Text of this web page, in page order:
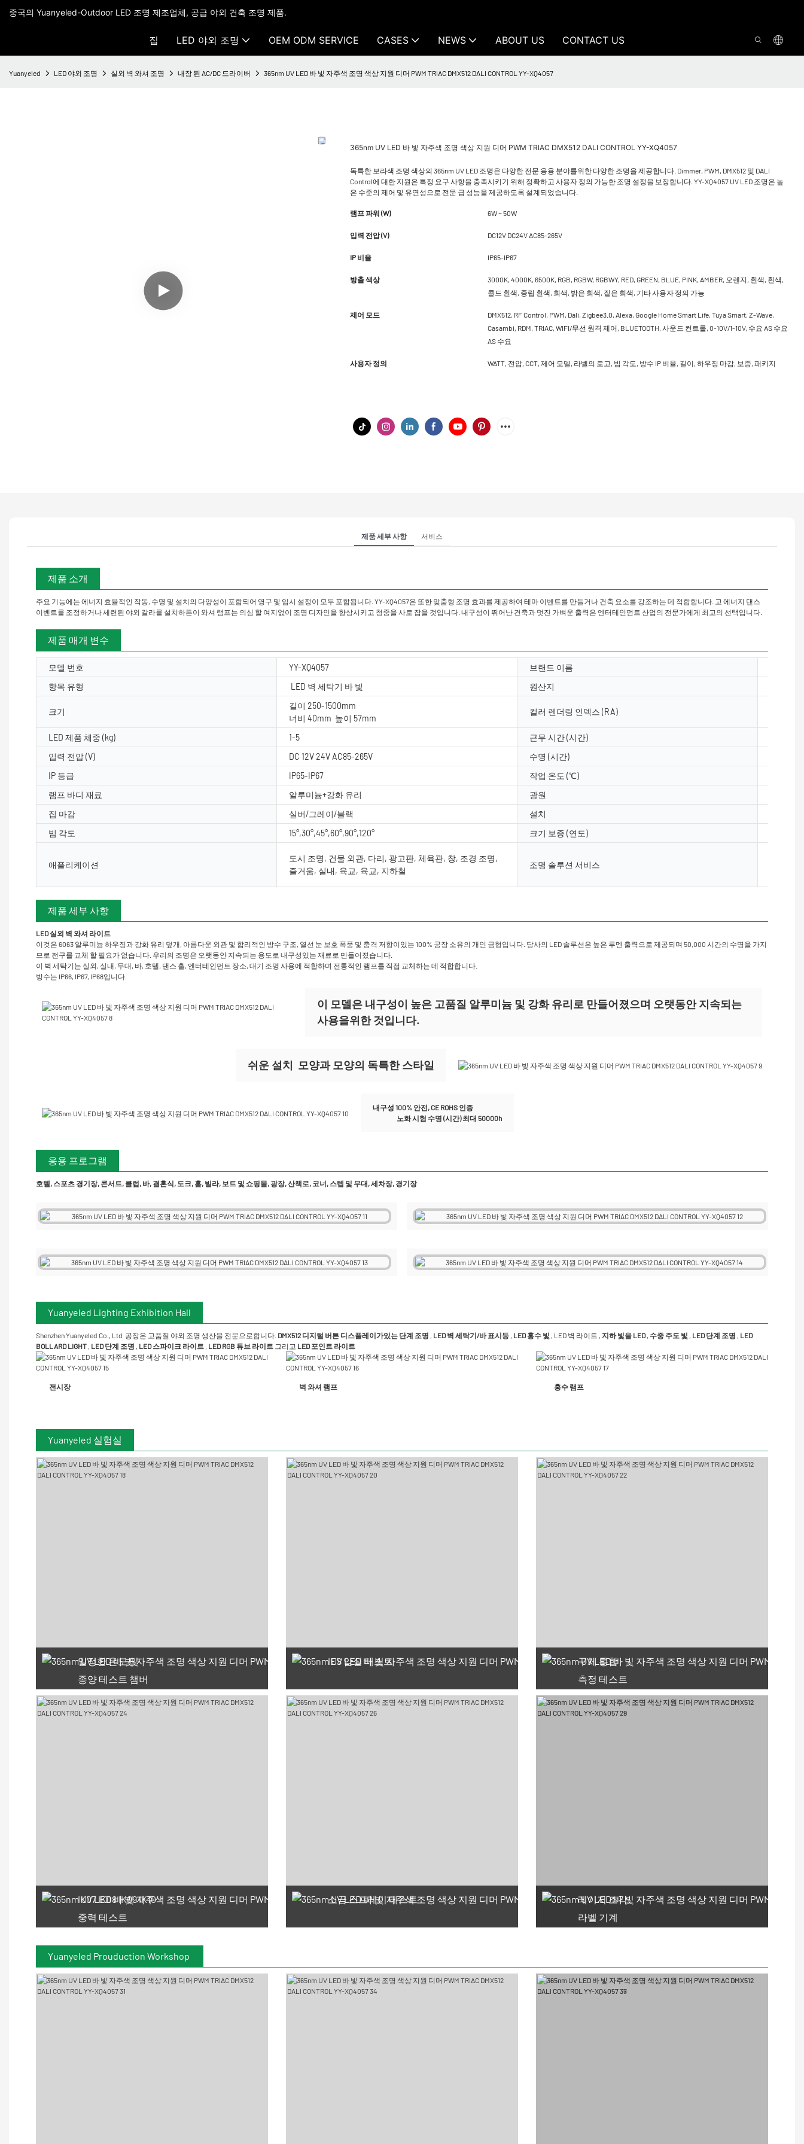
중국의 Yuanyeled-Outdoor LED 조명 제조업체, 공급 야외 건축 조명 제품.
집 LED 야외 조명 OEM ODM SERVICE CASES NEWS ABOUT US CONTACT US
Yuanyeled LED 야외 조명 실외 벽 와셔 조명 내장 된 AC/DC 드라이버 365nm UV LED 바 빛 자주색 조명 색상 지원 디머 PWM TRIAC DMX512 DALI CONTROL YY-XQ4057
365nm UV LED 바 빛 자주색 조명 색상 지원 디머 PWM TRIAC DMX512 DALI CONTROL YY-XQ4057
독특한 보라색 조명 색상의 365nm UV LED 조명은 다양한 전문 응용 분야를위한 다양한 조명을 제공합니다. Dimmer, PWM, DMX512 및 DALI
Control에 대한 지원은 특정 요구 사항을 충족시키기 위해 정확하고 사용자 정의 가능한 조명 설정을 보장합니다. YY-XQ4057 UV LED 조명은 높
은 수준의 제어 및 유연성으로 전문 급 성능을 제공하도록 설계되었습니다.
램프 파워 (W) 6W ~ 50W
입력 전압 (V) DC12V DC24V AC85-265V
IP 비율 IP65-IP67
방출 색상
3000K, 4000K, 6500K, RGB, RGBW, RGBWY, RED, GREEN, BLUE, PINK, AMBER, 오렌지, 흰색, 흰색,
콜드 흰색, 중립 흰색, 회색, 밝은 회색, 짙은 회색, 기타 사용자 정의 가능
제어 모드
DMX512, RF Control, PWM, Dali, Zigbee3.0, Alexa, Google Home Smart Life, Tuya Smart, Z-Wave,
Casambi, RDM, TRIAC, WIFI/무선 원격 제어, BLUETOOTH, 사운드 컨트롤, 0-10V/1-10V, 수요 AS 수요
AS 수요
사용자 정의 WATT, 전압, CCT, 제어 모델, 라벨의 로고, 빔 각도, 방수 IP 비율, 길이, 하우징 마감, 보증, 패키지
제품 세부 사항 서비스
제품 소개
주요 기능에는 에너지 효율적인 작동, 수명 및 설치의 다양성이 포함되어 영구 및 임시 설정이 모두 포함됩니다. YY-XQ4057은 또한 맞춤형 조명 효과를 제공하여 테마 이벤트를 만들거나 건축 요소를 강조하는 데 적합합니다. 고 에너지 댄스
이벤트를 조정하거나 세련된 야외 갈라를 설치하든이 와셔 램프는 의심 할 여지없이 조명 디자인을 향상시키고 청중을 사로 잡을 것입니다. 내구성이 뛰어난 건축과 멋진 가벼운 출력은 엔터테인먼트 산업의 전문가에게 최고의 선택입니다.
제품 매개 변수
모델 번호 YY-XQ4057 브랜드 이름
항목 유형
LED 벽 세탁기 바 빛 원산지
크기
길이 250-1500mm
너비 40mm 높이 57mm
컬러 렌더링 인덱스 (RA)
LED 제품 체중 (kg) 1-5 근무 시간 (시간)
입력 전압 (V)
DC 12V 24V AC85-265V 수명 (시간)
IP 등급
IP65-IP67 작업 온도 (℃)
램프 바디 재료
알루미늄+강화 유리 광원
집 마감
실버/그레이/블랙 설치
빔 각도
15°,30°,45°,60°,90°,120° 크기 보증 (연도)
애플리케이션
도시 조명, 건물 외관, 다리, 광고판, 체육관, 창, 조경 조명,
즐거움, 실내, 육교, 육교, 지하철
조명 솔루션 서비스
제품 세부 사항
LED 실외 벽 와셔 라이트
이것은 6063 알루미늄 하우징과 강화 유리 덮개, 아름다운 외관 및 합리적인 방수 구조, 열선 눈 보호 폭풍 및 충격 저항이있는 100% 공장 소유의 개인 금형입니다. 당사의 LED 솔루션은 높은 루멘 출력으로 제공되며 50,000 시간의 수명을 가지
므로 전구를 교체 할 필요가 없습니다. 우리의 조명은 오랫동안 지속되는 용도로 내구성있는 재료로 만들어졌습니다.
이 벽 세탁기는 실외, 실내, 무대, 바, 호텔, 댄스 홀, 엔터테인먼트 장소, 대기 조명 사용에 적합하며 전통적인 램프를 직접 교체하는 데 적합합니다.
방수는 IP66, IP67, IP68입니다.
이 모델은 내구성이 높은 고품질 알루미늄 및 강화 유리로 만들어졌으며 오랫동안 지속되는
사용을위한 것입니다.
쉬운 설치 모양과 모양의 독특한 스타일
내구성 100% 안전, CE ROHS 인증
노화 시험 수명 (시간) 최대 50000h
응용 프로그램
호텔, 스포츠 경기장, 콘서트, 클럽, 바, 결혼식, 도크, 홈, 빌라, 보트 및 쇼핑몰, 광장, 산책로, 코너, 스텝 및 무대, 세차장, 경기장
Yuanyeled Lighting Exhibition Hall
Shenzhen Yuanyeled Co., Ltd 공장은 고품질 야외 조명 생산을 전문으로합니다. DMX512 디지털 버튼 디스플레이가있는 단계 조명 LED 벽 세탁기/바 표시등 LED 홍수 빛 LED 벽 라이트 지하 빛을 LED 수중 주도 빛 LED 단계 조명
LED
BOLLARD LIGHT LED 단계 조명 LED 스파이크 라이트 LED RGB 튜브 라이트 그리고 LED 포인트 라이트
전시장 벽 와셔 램프 홍수 램프
Yuanyeled 실험실
일정한 온도 및
종양 테스트 챔버
IES 암실 테스트
구체 통합
측정 테스트
66 사용 가능한 쿠폰
IK07 IK08 IK09 IK10
중력 테스트
소금 스프레이 테스트
레이저 조각
라벨 기계
Yuanyeled Prouduction Workshop